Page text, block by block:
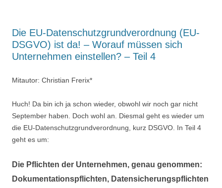
Die EU-Datenschutzgrundverordnung (EU-
DSGVO) ist da! – Worauf müssen sich
Unternehmen einstellen? – Teil 4
Mitautor: Christian Frerix*
Huch! Da bin ich ja schon wieder, obwohl wir noch gar nicht
September haben. Doch wohl an. Diesmal geht es wieder um
die EU-Datenschutzgrundverordnung, kurz DSGVO. In Teil 4
geht es um:
Die Pflichten der Unternehmen, genau genommen:
Dokumentationspflichten, Datensicherungspflichten